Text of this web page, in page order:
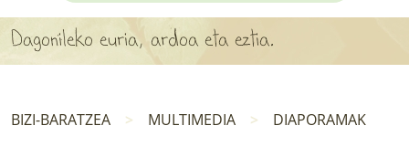
APARTEN MAPA
LURRERAKO BIDE LAGUN
Dagonileko euria, ardoa eta eztia.
BIZI-BARATZEA MULTIMEDIA DIAPORAMAK